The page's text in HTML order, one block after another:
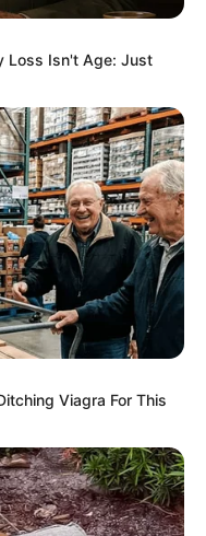
Loss Isn't Age: Just
Viagra For This